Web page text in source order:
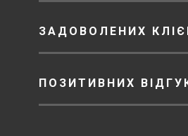
ЗАДОВОЛЕНИХ
ПОЗИТИВНИХ